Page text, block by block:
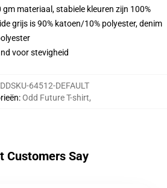
materiaal, stabiele kleuren zijn 100%
grijs is 90% katoen/10% polyester, denim
voor stevigheid
64512-DEFAULT
:Odd Future T-shirt,
Customers Say